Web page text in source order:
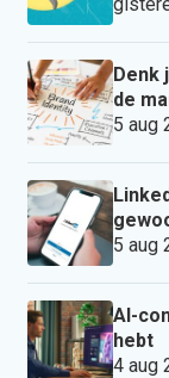
Denk
de
5 aug
5 aug
AI-
hebt
4 aug